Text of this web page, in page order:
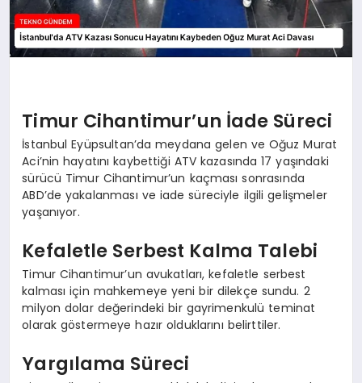
Timur Cihantimur’un İade Süreci
İstanbul Eyüpsultan’da meydana gelen ve Oğuz Murat
Aci’nin hayatını kaybettiği ATV kazasında 17 yaşındaki
sürücü Timur Cihantimur’un kaçması sonrasında
ABD’de yakalanması ve iade süreciyle ilgili gelişmeler
yaşanıyor.
Kefaletle Serbest Kalma Talebi
Timur Cihantimur’un avukatları, kefaletle serbest
kalması için mahkemeye yeni bir dilekçe sundu. 2
milyon dolar değerindeki bir gayrimenkulü teminat
olarak göstermeye hazır olduklarını belirttiler.
Yargılama Süreci